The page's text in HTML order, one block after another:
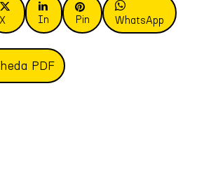
X In Pin WhatsApp
PDF